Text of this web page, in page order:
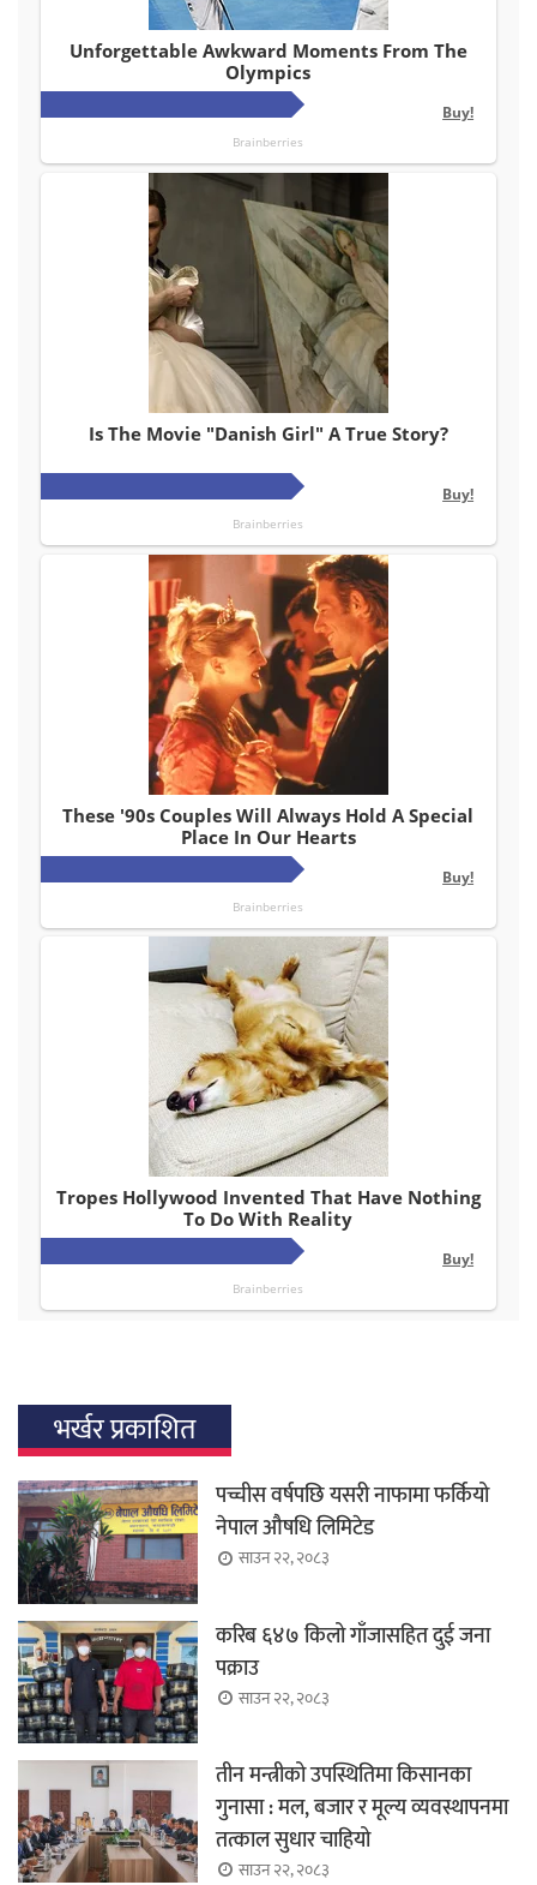
भर्खर प्रकाशित
पच्चीस वर्षपछि यसरी नाफामा फर्कियो
नेपाल औषधि लिमिटेड
साउन २२, २०८३
करिब ६४७ किलो गाँजासहित दुई जना
पक्राउ
साउन २२, २०८३
तीन मन्त्रीको उपस्थितिमा किसानका
गुनासा : मल, बजार र मूल्य व्यवस्थापनमा
तत्काल सुधार चाहियो
साउन २२, २०८३